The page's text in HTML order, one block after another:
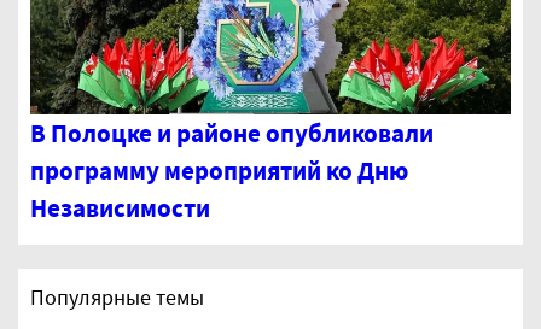
В Полоцке и районе опубликовали
программу мероприятий ко Дню
Независимости
Популярные темы